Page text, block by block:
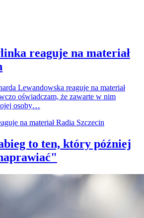
reaguje na materiał
Lewandowska reaguje na materiał
oświadczam, że zawarte w nim
osoby…
to ten, który później